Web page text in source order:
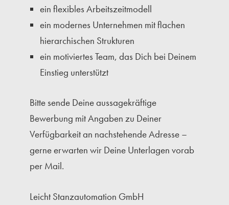
ein flexibles Arbeitszeitmodell
ein modernes Unternehmen mit flachen
hierarchischen Strukturen
ein motiviertes Team, das Dich bei Deinem
Einstieg unterstützt
Bitte sende Deine aussagekräftige
Bewerbung mit Angaben zu Deiner
Verfügbarkeit an nachstehende Adresse –
gerne erwarten wir Deine Unterlagen vorab
per Mail.
Leicht Stanzautomation GmbH